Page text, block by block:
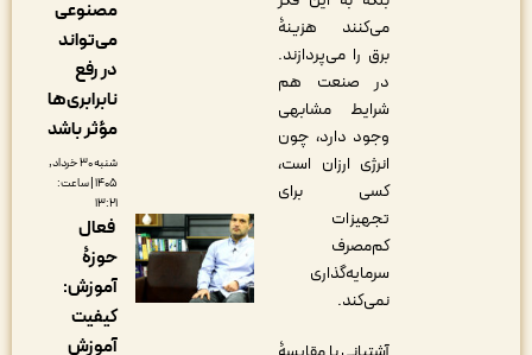
می‌کنند هزینۀ
برق را می‌پردازند.
در صنعت هم
شرایط مشابهی
وجود دارد، چون
انرژی ارزان است،
کسی برای
تجهیزات
کم‌مصرف
سرمایه‌گذاری
مصنوعی
می‌تواند
نابرابری‌ها
مؤثر باشد
شنبه ۳۰ خرداد,
۱۴۰۵ | ساعت:
فعال
حوزۀ
آموزش: